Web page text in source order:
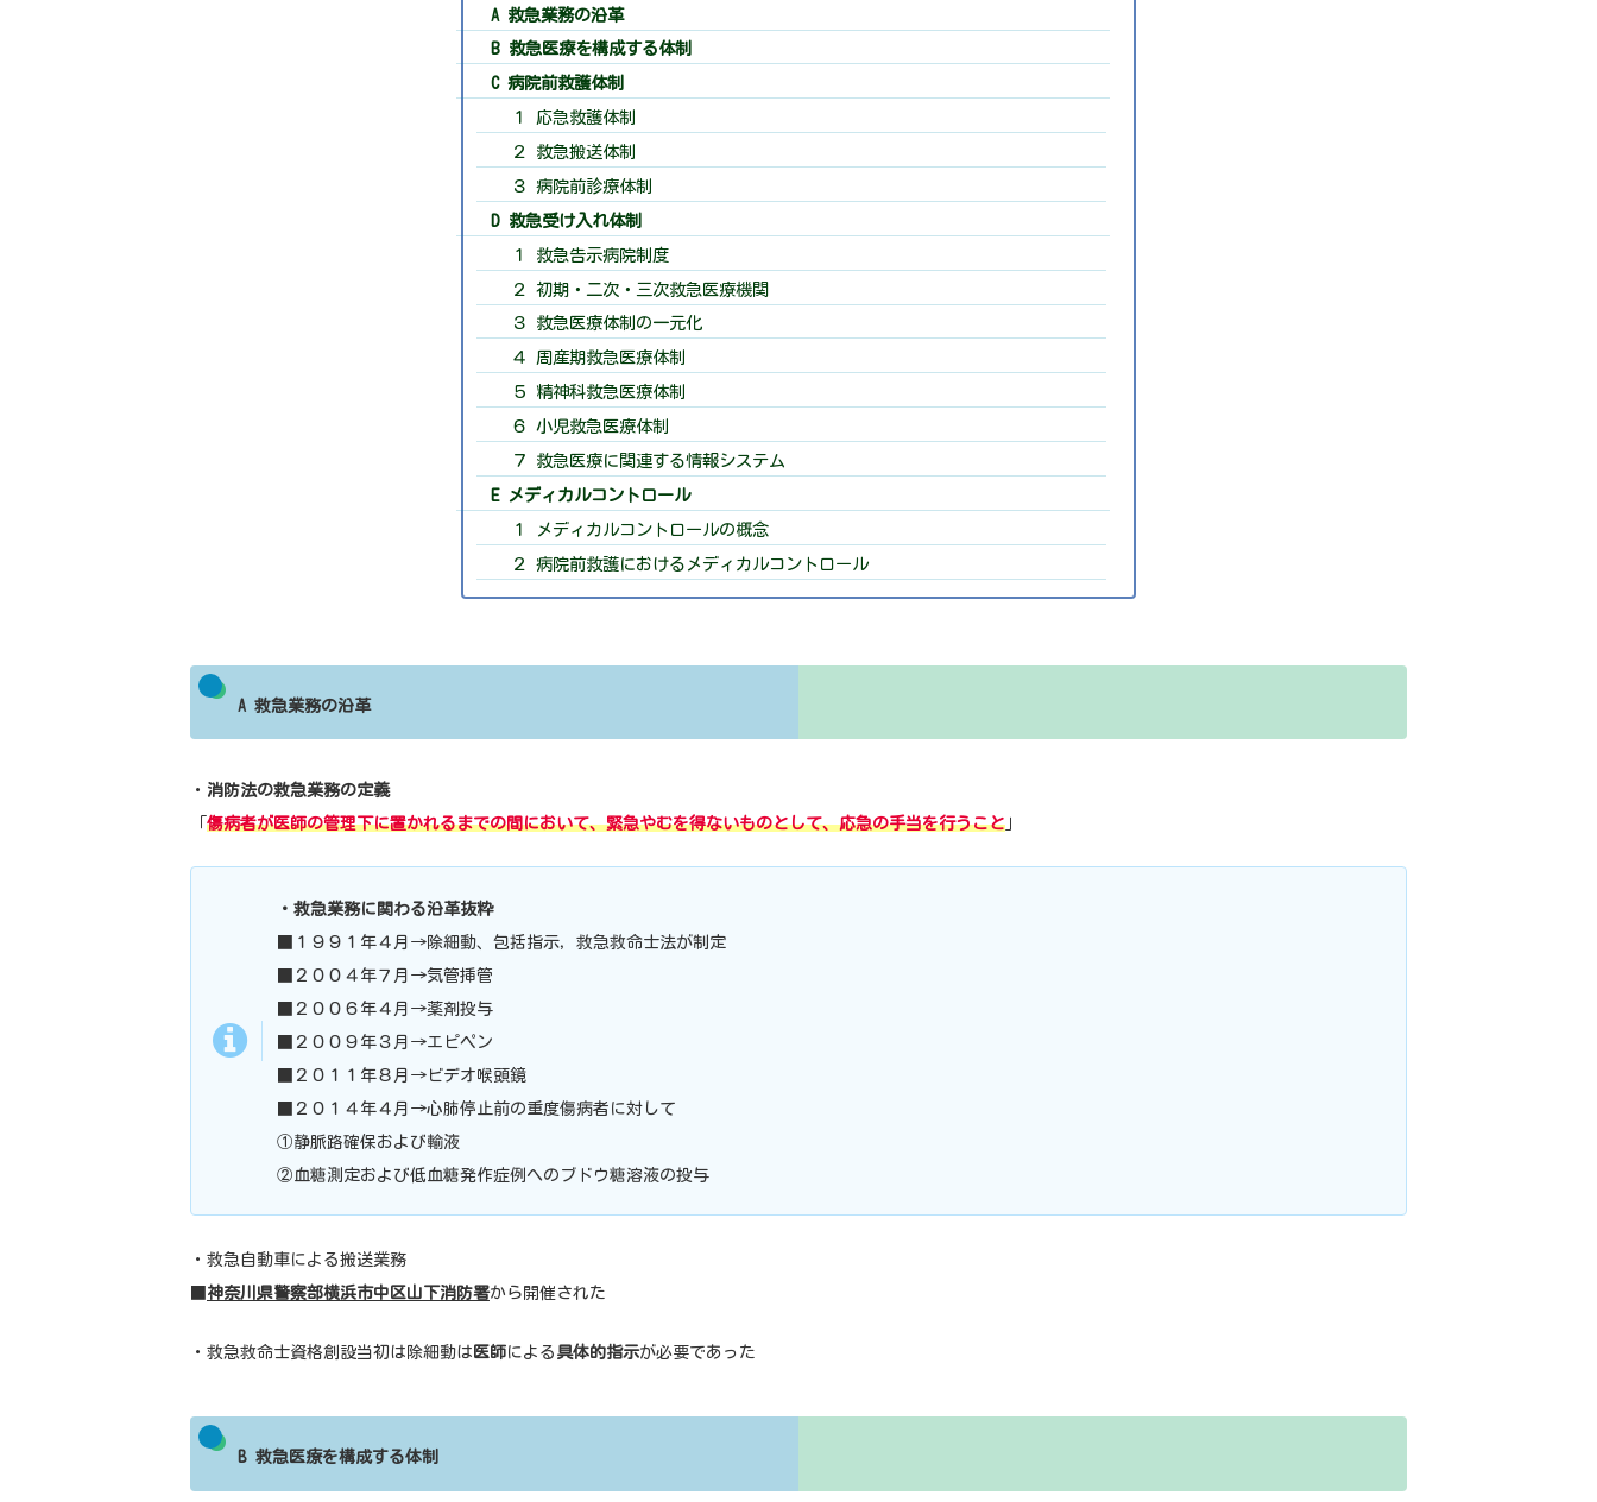
A 救急業務の沿革
B 救急医療を構成する体制
C 病院前救護体制
１ 応急救護体制
２ 救急搬送体制
３ 病院前診療体制
D 救急受け入れ体制
１ 救急告示病院制度
２ 初期・二次・三次救急医療機関
３ 救急医療体制の一元化
４ 周産期救急医療体制
５ 精神科救急医療体制
６ 小児救急医療体制
７ 救急医療に関連する情報システム
E メディカルコントロール
１ メディカルコントロールの概念
２ 病院前救護におけるメディカルコントロール
A 救急業務の沿革
・ 消防法の救急業務の定義
傷病者が医師の管理下に置かれるまでの間において、緊急やむを得ないものとして、応急の手当を行うこと
・救急業務に関わる沿革抜粋
■１９９１年４月→除細動、包括指示，救急救命士法が制定
■２００４年７月→気管挿管
■２００６年４月→薬剤投与
■２００９年３月→エピペン
■２０１１年８月→ビデオ喉頭鏡
■２０１４年４月→心肺停止前の重度傷病者に対して
①静脈路確保および輸液
②血糖測定および低血糖発作症例へのブドウ糖溶液の投与
・救急自動車による搬送業務
神奈川県警察部横浜市中区山下消防署から開催された
・救急救命士資格創設当初は除細動は 医師による 具体的指示が必要であった
B 救急医療を構成する体制